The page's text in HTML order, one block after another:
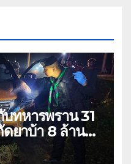
บทหารพราน 31
ดยาบ้า 8 ล้าน
ซ่ลี